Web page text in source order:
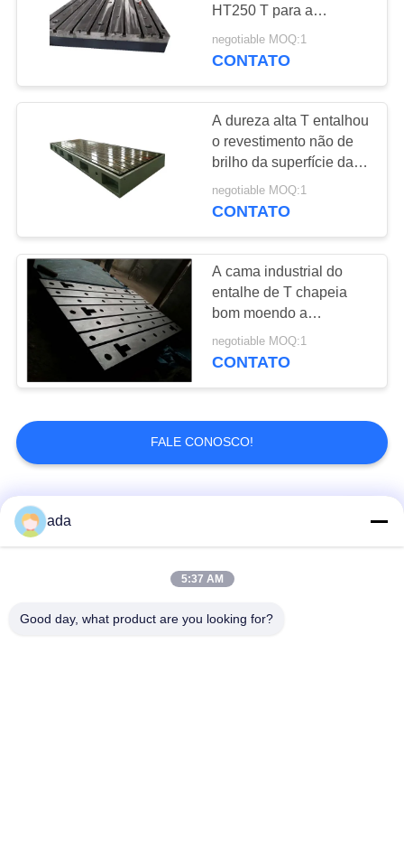
HT250 T para a
máquina de trituração da
linha do CNC
negotiable MOQ:1
CONTATO
A dureza alta T entalhou
o revestimento não de
brilho da superfície da
sucata da mão da placa
de assoalho
negotiable MOQ:1
CONTATO
A cama industrial do
entalhe de T chapeia
bom moendo a
resistência fácil à
manutenção
negotiable MOQ:1
CONTATO
FALE CONOSCO!
Categorias populares
placa da superfície
ada
5:37 AM
Good day, what product are you looking for?